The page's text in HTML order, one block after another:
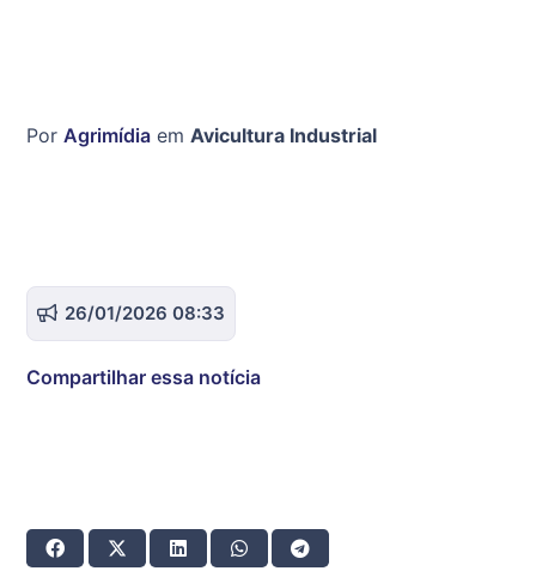
Por Agrimídia em Avicultura Industrial
26/01/2026 08:33
Compartilhar essa notícia